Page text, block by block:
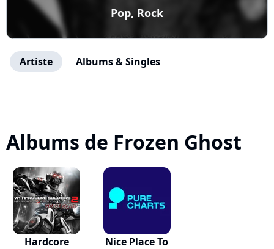
Pop, Rock
Artiste Albums & Singles
Albums de Frozen Ghost
Hardcore
Nice Place To